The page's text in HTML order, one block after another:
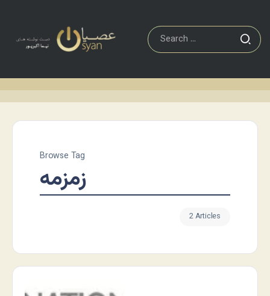
Browse Tag
زمزمه
2 Articles